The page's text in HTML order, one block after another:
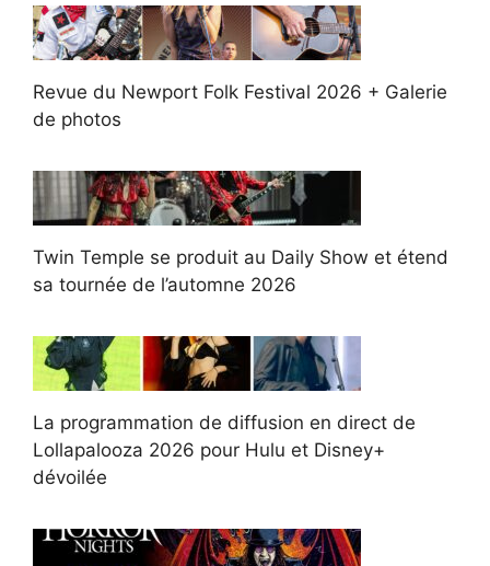
Revue du Newport Folk Festival 2026 + Galerie
de photos
Twin Temple se produit au Daily Show et étend
sa tournée de l’automne 2026
La programmation de diffusion en direct de
Lollapalooza 2026 pour Hulu et Disney+
dévoilée